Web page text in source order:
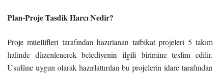
Plan-Proje Tasdik Harcı Nedir?
Proje müellifleri tarafından hazırlanan tatbikat projeleri 5 takım
halinde düzenlenerek belediyenin ilgili birimine teslim edilir.
Usulüne uygun olarak hazırlattırılan bu projelerin idare tarafından